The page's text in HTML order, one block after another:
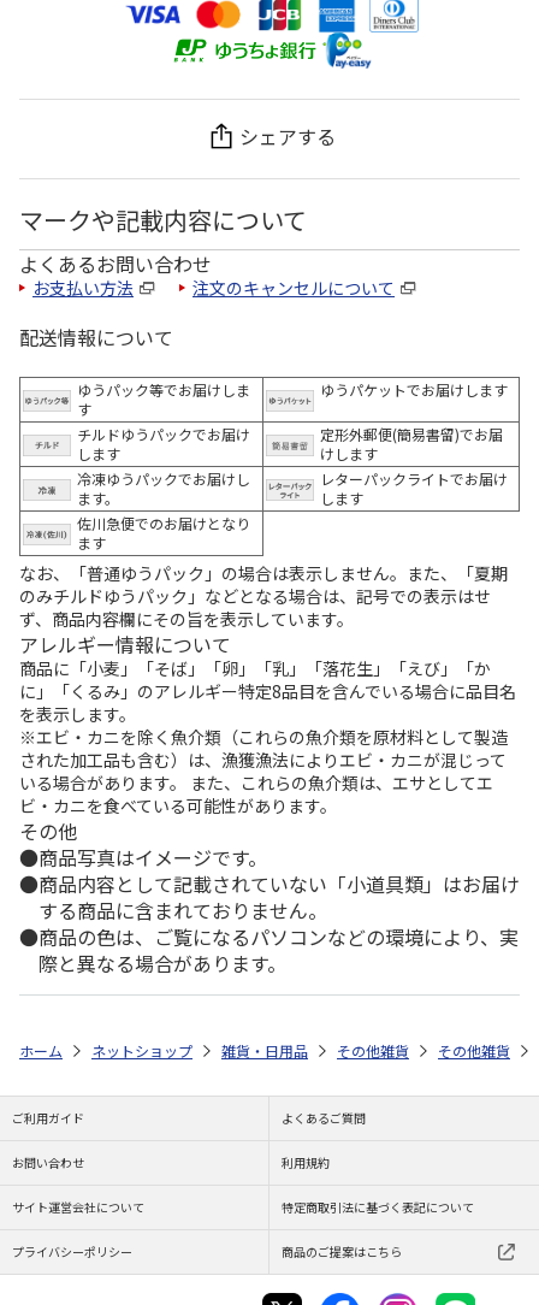
シェアする
マークや記載内容について
よくあるお問い合わせ
お支払い方法 注文のキャンセルについて
配送情報について
ゆうパック等でお届けしま
す
ゆうパケットでお届けします
チルドゆうパックでお届け
します
定形外郵便(簡易書留)でお届
けします
冷凍ゆうパックでお届けし
ます。
レターパックライトでお届け
します
佐川急便でのお届けとなり
ます
なお、「普通ゆうパック」の場合は表示しません。また、「夏期
のみチルドゆうパック」などとなる場合は、記号での表示はせ
ず、商品内容欄にその旨を表示しています。
アレルギー情報について
商品に「小麦」「そば」「卵」「乳」「落花生」「えび」「か
に」「くるみ」のアレルギー特定8品目を含んでいる場合に品目名
を表示します。
※エビ・カニを除く魚介類（これらの魚介類を原材料として製造
された加工品も含む）は、漁獲漁法によりエビ・カニが混じって
いる場合があります。 また、これらの魚介類は、エサとしてエ
ビ・カニを食べている可能性があります。
その他
商品写真はイメージです。
商品内容として記載されていない「小道具類」はお届け
する商品に含まれておりません。
商品の色は、ご覧になるパソコンなどの環境により、実
際と異なる場合があります。
ホーム ネットショップ 雑貨・日用品 その他雑貨 その他雑貨
ご利用ガイド よくあるご質問
お問い合わせ 利用規約
サイト運営会社について 特定商取引法に基づく表記について
プライバシーポリシー 商品のご提案はこちら